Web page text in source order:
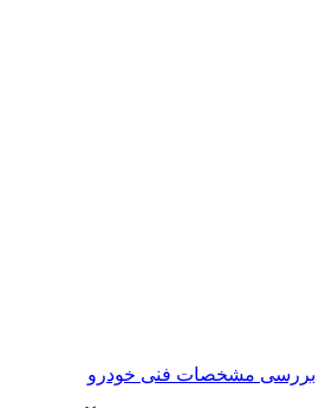
بررسی مشخصات فنی خودرو